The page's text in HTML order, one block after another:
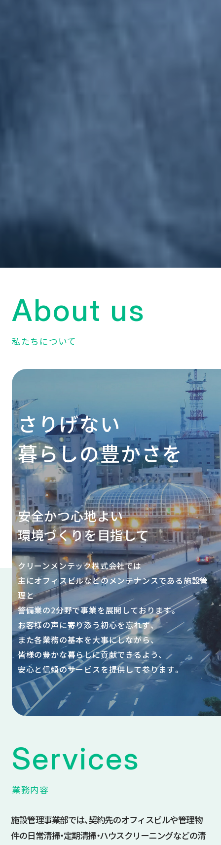
About us
私たちについて
さりげない
暮らしの豊かさを
安全かつ心地よい
環境づくりを目指して
クリーンメンテック株式会社では
主にオフィスビルなどのメンテナンスである施設管
理と
警備業の2分野で事業を展開しております。
お客様の声に寄り添う初心を忘れず、
また各業務の基本を大事にしながら、
皆様の豊かな暮らしに貢献できるよう、
安心と信頼のサービスを提供して参ります。
Services
業務内容
施設管理事業部では、契約先のオフィスビルや管理物
件の日常清掃・定期清掃・ハウスクリーニングなどの清